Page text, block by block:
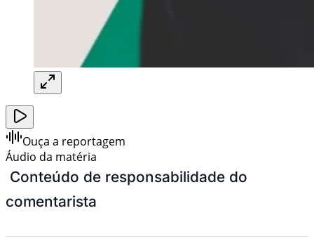
Ouça a reportagem
Áudio da matéria
Conteúdo de responsabilidade do
comentarista